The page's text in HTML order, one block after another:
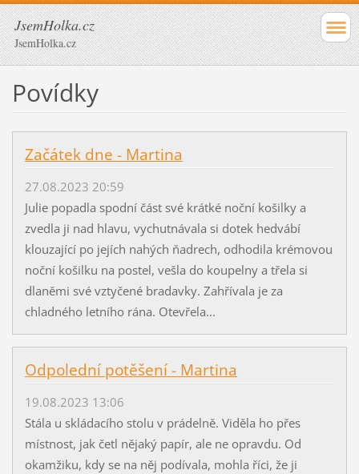
JsemHolka.cz
JsemHolka.cz
Povídky
Začátek dne - Martina
27.08.2023 20:59
Julie popadla spodní část své krátké noční košilky a
zvedla ji nad hlavu, vychutnávala si dotek hedvábí
klouzající po jejích nahých ňadrech, odhodila krémovou
noční košilku na postel, vešla do koupelny a třela si
dlaněmi své vztyčené bradavky. Zahřívala je za
chladného letního rána. Otevřela...
Odpolední potěšení - Martina
19.08.2023 13:06
Stála u skládacího stolu v prádelně. Viděla ho přes
místnost, jak četl nějaký papír, ale ne opravdu. Od
okamžiku, kdy se na něj podívala, mohla říci, že ji